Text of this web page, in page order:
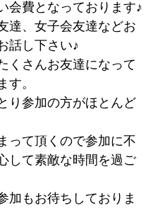
会費となっております♪
達、女子会友達などお
話し下さい♪
くさんお友達になって
す。
り参加の方がほとんど
って頂くので参加に不
して素敵な時間を過ご
加もお待ちしておりま